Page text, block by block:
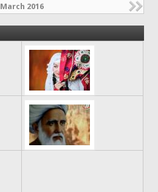
March 2016